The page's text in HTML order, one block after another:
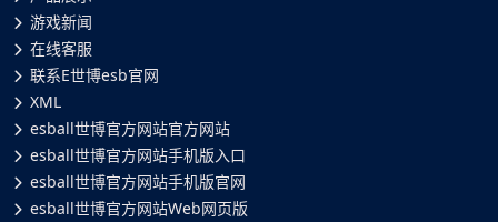
游戏新闻
在线客服
联系E世博esb官网
XML
esball世博官方网站官方网站
esball世博官方网站手机版入口
esball世博官方网站手机版官网
esball世博官方网站Web网页版